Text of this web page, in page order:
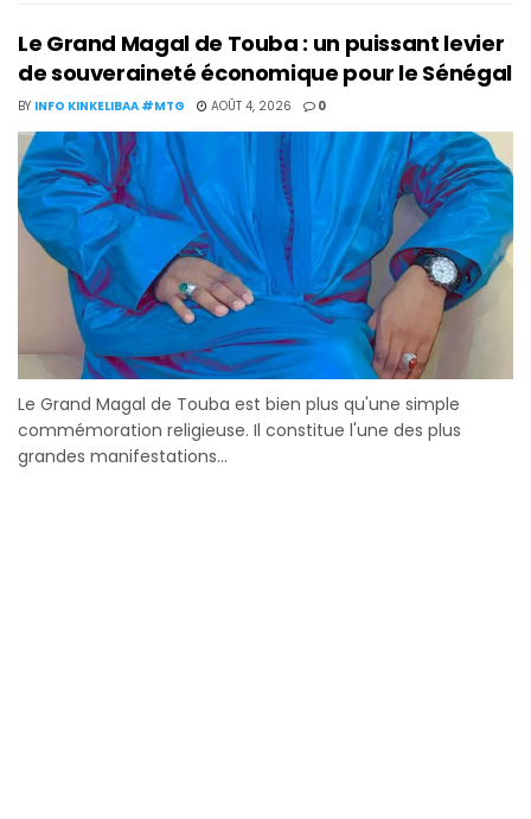
Le Grand Magal de Touba : un puissant levier
de souveraineté économique pour le Sénégal
BY INFO KINKELIBAA #MTG AOÛT 4, 2026 0
Le Grand Magal de Touba est bien plus qu'une simple
commémoration religieuse. Il constitue l'une des plus
grandes manifestations...